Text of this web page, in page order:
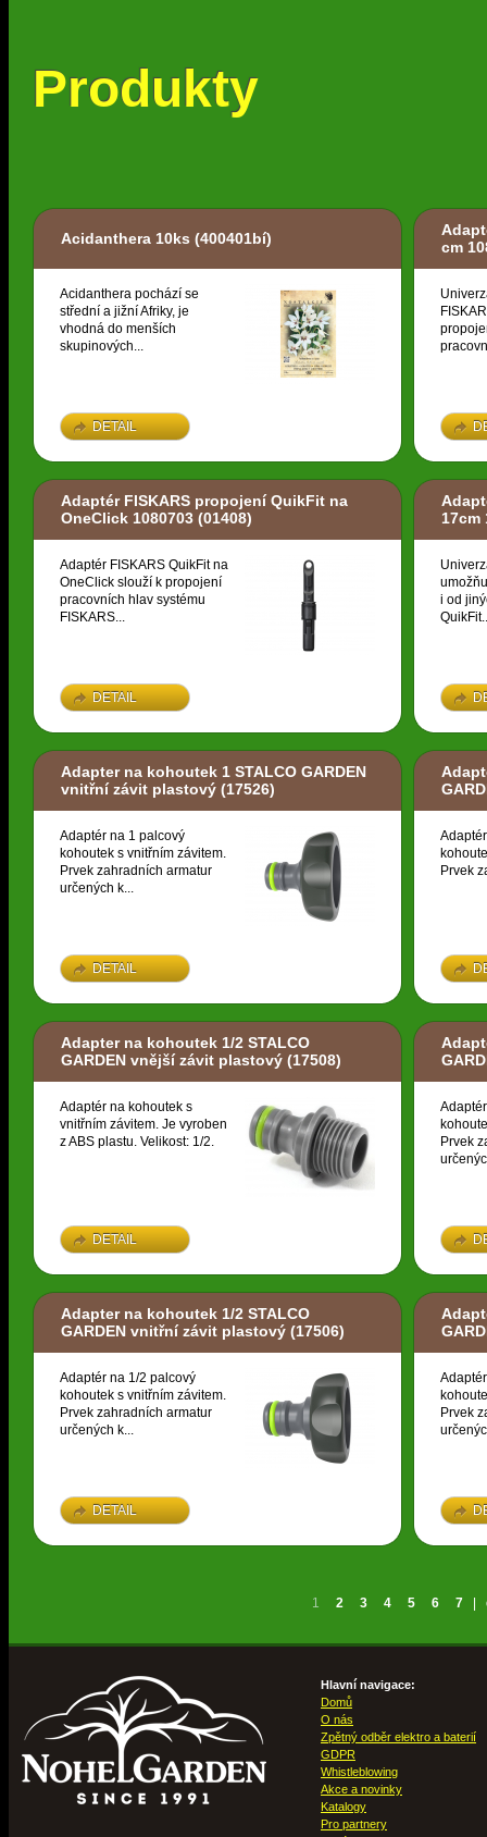
Produkty
Acidanthera 10ks (400401bí)
Acidanthera pochází se
střední a jižní Afriky, je
vhodná do menších
skupinových...
DETAIL
cm
Adaptér FISKARS propojení QuikFit na
OneClick 1080703 (01408)
Adaptér FISKARS QuikFit na
OneClick slouží k propojení
pracovních hlav systému
FISKARS...
DETAIL
17cm
i od
Adapter na kohoutek 1 STALCO GARDEN
vnitřní závit plastový (17526)
Adaptér na 1 palcový
kohoutek s vnitřním závitem.
Prvek zahradních armatur
určených k...
DETAIL
Prvek
Adapter na kohoutek 1/2 STALCO
GARDEN vnější závit plastový (17508)
Adaptér na kohoutek s
vnitřním závitem. Je vyroben
z ABS plastu. Velikost: 1/2.
DETAIL
Prvek
Adapter na kohoutek 1/2 STALCO
GARDEN vnitřní závit plastový (17506)
Adaptér na 1/2 palcový
kohoutek s vnitřním závitem.
Prvek zahradních armatur
určených k...
DETAIL
Prvek
1 2 3 4 5 6 7
Hlavní navigace:
Domů
O nás
Zpětný odběr elektro a baterií
GDPR
Whistleblowing
Akce a novinky
Katalogy
Pro partnery